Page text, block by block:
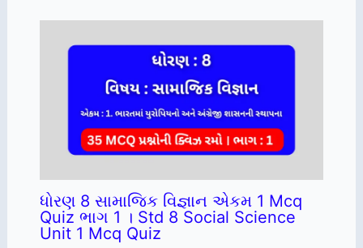
ધોરણ 8 સામાજિક વિજ્ઞાન એકમ 1 Mcq
Quiz ભાગ 1 । Std 8 Social Science
Unit 1 Mcq Quiz